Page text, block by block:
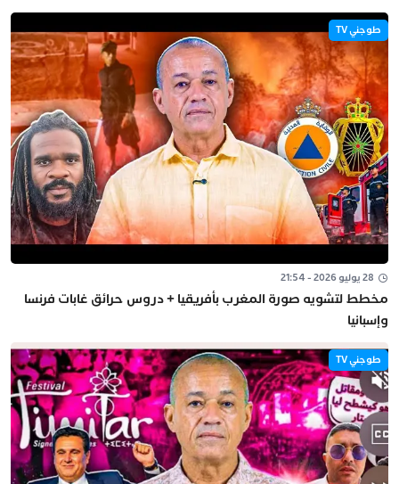
طوجني TV
28 يوليو 2026 - 21:54
مخطط لتشويه صورة المغرب بأفريقيا + دروس حرائق غابات فرنسا
وإسبانيا
طوجني TV